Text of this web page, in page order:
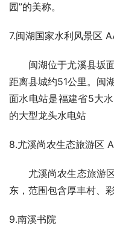
园”的美称。
7.闽湖国家水利风景区
闽湖位于尤溪县坂面
距离县城约51公里。闽
面水电站是福建省5大
的大型龙头水电站
8.尤溪尚农生态旅游区
尤溪尚农生态旅游区
东，范围包含厚丰村、
9.南溪书院